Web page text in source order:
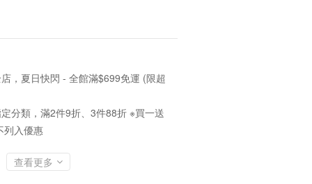
，夏日快閃 - 全館滿$699免運 (限超
分類，滿2件9折、3件88折 ※買一送
列入優惠
查看更多